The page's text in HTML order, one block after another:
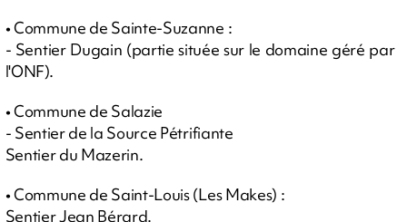
• Commune de Sainte-Suzanne :
- Sentier Dugain (partie située sur le domaine géré par
l'ONF).
• Commune de Salazie
- Sentier de la Source Pétrifiante
Sentier du Mazerin.
• Commune de Saint-Louis (Les Makes) :
Sentier Jean Bérard.